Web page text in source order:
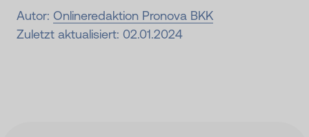
Autor: Onlineredaktion Pronova BKK
Zuletzt aktualisiert: 02.01.2024